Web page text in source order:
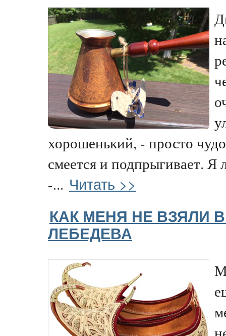
хорошенький, - просто
смеется и подпрыгивает.
-... Читать >>
КАК МЕНЯ НЕ ВЗЯЛИ
ЛЕБЕДЕВА